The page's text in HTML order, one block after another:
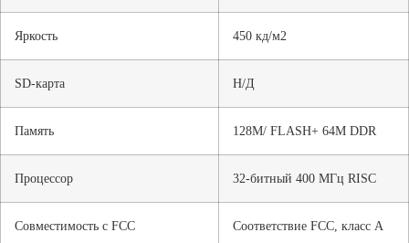
Яркость 450 кд/м2
SD-карта Н/Д
Память 128M/ FLASH+ 64M DDR
Процессор 32-битный 400 МГц RISC
Совместимость с FCC Соответствие FCC, класс A